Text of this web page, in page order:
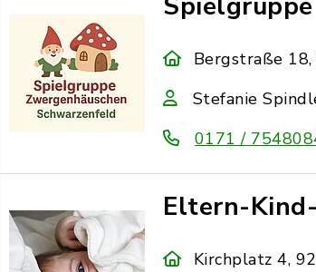
Bergstraße
Stefanie
0171 /
Eltern-
Kirchplatz 4,